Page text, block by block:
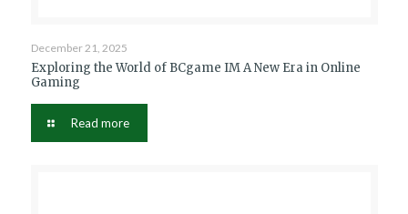
December 21, 2025
Exploring the World of BCgame IM A New Era in Online
Gaming
Read more